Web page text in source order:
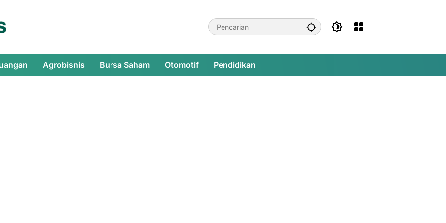
Agrobisnis Bursa Saham Otomotif Pendidikan